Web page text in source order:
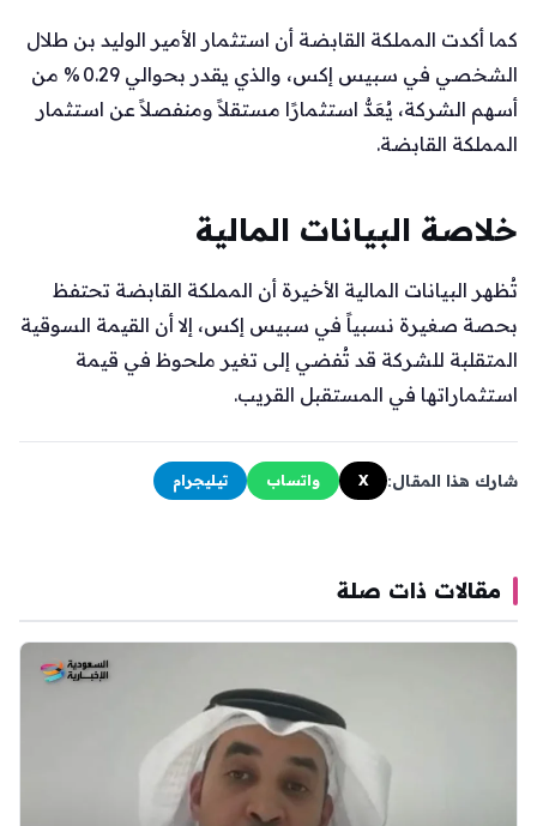
كما أكدت المملكة القابضة أن استثمار الأمير الوليد بن طلال
الشخصي في سبيس إكس، والذي يقدر بحوالي 0.29 % من
أسهم الشركة، يُعَدُّ استثمارًا مستقلاً ومنفصلاً عن استثمار
المملكة القابضة.
خلاصة البيانات المالية
تُظهر البيانات المالية الأخيرة أن المملكة القابضة تحتفظ
بحصة صغيرة نسبياً في سبيس إكس، إلا أن القيمة السوقية
المتقلبة للشركة قد تُفضي إلى تغير ملحوظ في قيمة
استثماراتها في المستقبل القريب.
شارك هذا المقال: X واتساب تيليجرام
مقالات ذات صلة